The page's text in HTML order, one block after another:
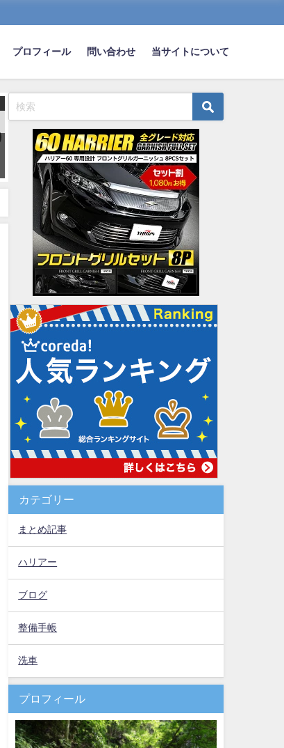
プロフィール 問い合わせ 当サイトについて
【速報】トヨタ、「ライズ スペ
ース」の中身がこちら
wwwwwwwww
2023-04-02
【画像】最新の中国車はこ
ことになってるらしいぞ
wwwwwwwww
2019-02-15
カテゴリー
まとめ記事
ハリアー
ブログ
整備手帳
洗車
プロフィール